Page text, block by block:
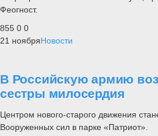
Феогност.
855 0 0
21 ноябряНовости
В Российскую армию
сестры милосердия
Центром нового-старого движения
Вооруженных сил в парке «Патриот».